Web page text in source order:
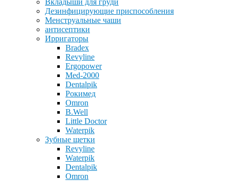
Вкладыши для груди
Дезинфицирующие приспособления
Менструальные чаши
антисептики
Ирригаторы
Bradex
Revyline
Ergopower
Med-2000
Dentalpik
Рокимед
Omron
B.Well
Little Doctor
Waterpik
Зубные щетки
Revyline
Waterpik
Dentalpik
Omron